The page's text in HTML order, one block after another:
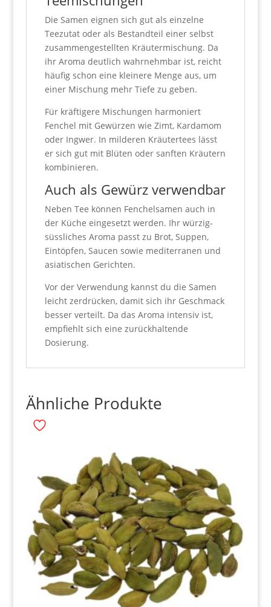
Die Samen eignen sich gut als einzelne
Teezutat oder als Bestandteil einer selbst
zusammengestellten Kräutermischung. Da
ihr Aroma deutlich wahrnehmbar ist, reicht
häufig schon eine kleinere Menge aus, um
einer Mischung mehr Tiefe zu geben.
Für kräftigere Mischungen harmoniert
Fenchel mit Gewürzen wie Zimt, Kardamom
oder Ingwer. In milderen Kräutertees lässt
er sich gut mit Blüten oder sanften Kräutern
kombinieren.
Auch als Gewürz verwendbar
Neben Tee können Fenchelsamen auch in
der Küche eingesetzt werden. Ihr würzig-
süssliches Aroma passt zu Brot, Suppen,
Eintöpfen, Saucen sowie mediterranen und
asiatischen Gerichten.
Vor der Verwendung kannst du die Samen
leicht zerdrücken, damit sich ihr Geschmack
besser verteilt. Da das Aroma intensiv ist,
empfiehlt sich eine zurückhaltende
Dosierung.
Ähnliche Produkte